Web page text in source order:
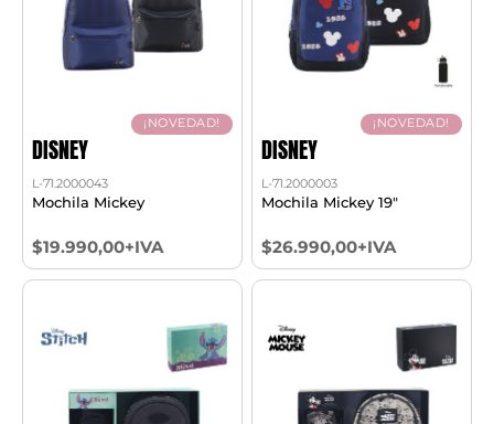
¡NOVEDAD!
DISNEY
L-71.2000043
Mochila Mickey
$19.990,00+IVA
¡NOVEDAD!
DISNEY
L-71.2000003
Mochila Mickey 19"
$26.990,00+IVA